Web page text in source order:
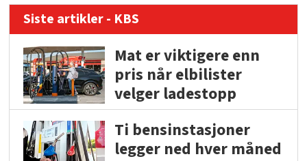
Siste artikler - KBS
Mat er viktigere enn
pris når elbilister
velger ladestopp
Ti bensinstasjoner
legger ned hver måned